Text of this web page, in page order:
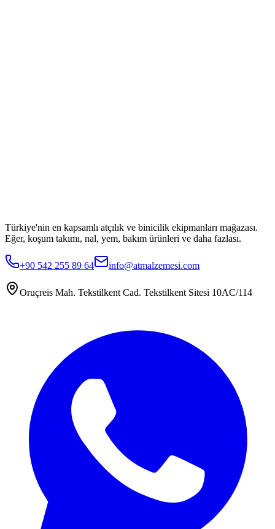
Türkiye'nin en kapsamlı atçılık ve binicilik ekipmanları mağazası.
Eğer, koşum takımı, nal, yem, bakım ürünleri ve daha fazlası.
+90 542 255 89 64 info@atmalzemesi.com
Oruçreis Mah. Tekstilkent Cad. Tekstilkent Sitesi 10AC/114